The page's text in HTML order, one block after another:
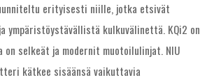
erityisesti niille, jotka etsivät
ympäristöystävällistä kulkuvälinettä. KQi2 on
on selkeät ja modernit muotoilulinjat. NIU
kätkee sisäänsä vaikuttavia